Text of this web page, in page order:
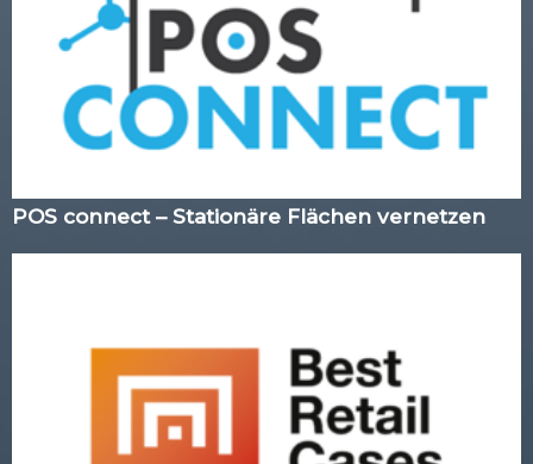
POS connect – Stationäre Flächen vernetzen